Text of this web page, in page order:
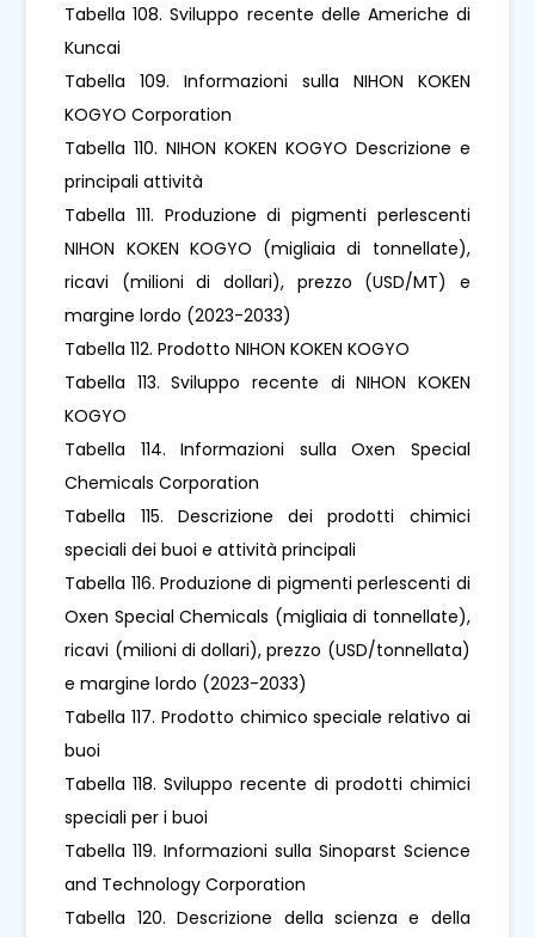
Tabella 108. Sviluppo recente delle Americhe di
Kuncai
Tabella 109. Informazioni sulla NIHON KOKEN
KOGYO Corporation
Tabella 110. NIHON KOKEN KOGYO Descrizione e
principali attività
Tabella 111. Produzione di pigmenti perlescenti
NIHON KOKEN KOGYO (migliaia di tonnellate),
ricavi (milioni di dollari), prezzo (USD/MT) e
margine lordo (2023-2033)
Tabella 112. Prodotto NIHON KOKEN KOGYO
Tabella 113. Sviluppo recente di NIHON KOKEN
KOGYO
Tabella 114. Informazioni sulla Oxen Special
Chemicals Corporation
Tabella 115. Descrizione dei prodotti chimici
speciali dei buoi e attività principali
Tabella 116. Produzione di pigmenti perlescenti di
Oxen Special Chemicals (migliaia di tonnellate),
ricavi (milioni di dollari), prezzo (USD/tonnellata)
e margine lordo (2023-2033)
Tabella 117. Prodotto chimico speciale relativo ai
buoi
Tabella 118. Sviluppo recente di prodotti chimici
speciali per i buoi
Tabella 119. Informazioni sulla Sinoparst Science
and Technology Corporation
Tabella 120. Descrizione della scienza e della